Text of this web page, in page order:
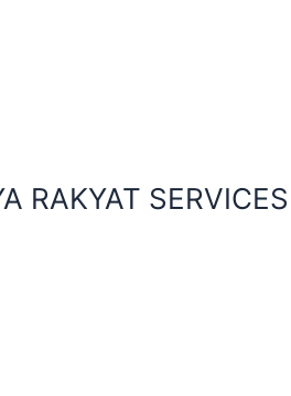
RAKYAT SERVICES